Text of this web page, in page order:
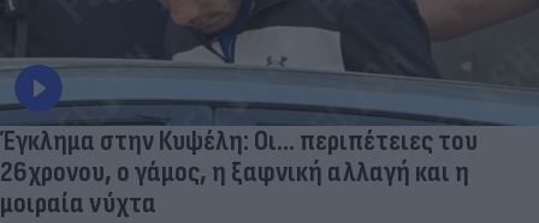
Έγκλημα στην Κυψέλη: Οι... περιπέτειες του
26χρονου, ο γάμος, η ξαφνική αλλαγή και η
μοιραία νύχτα